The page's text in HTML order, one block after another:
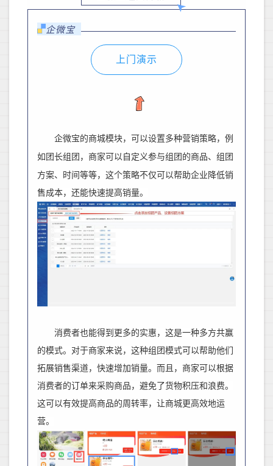
企微宝
上门演示
企微宝的商城模块，可以设置多种营销策略，例
如团长组团， 商家可以自定义参与组团的商品、组团
方案、时间等等， 这个策略不仅可以帮助企业降低销
售成本，还能快速提高销量。
消费者也能得到更多的实惠，这是一种多方共赢
的模式。对于商家来说，这种组团模式可以帮助他们
拓展销售渠道，快速增加销量。而且，商家可以根据
消费者的订单来采购商品，避免了货物积压和浪费。
这可以有效提高商品的周转率，让商城更高效地运
营。